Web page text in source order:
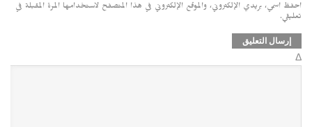
احفظ اسمي، بريدي الإلكتروني، والموقع الإلكتروني في هذا المتصفح لاستخدامها المرة المقبلة في
تعليقي.
Δ